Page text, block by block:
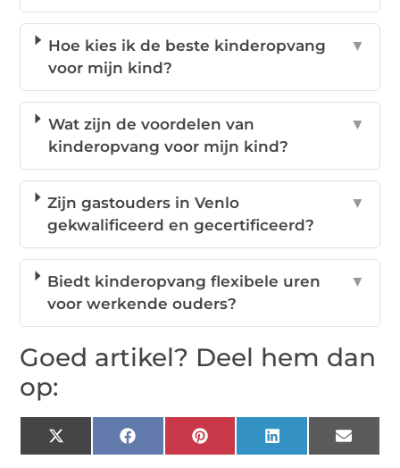
Hoe kies ik de beste kinderopvang
voor mijn kind?
▼
Wat zijn de voordelen van
kinderopvang voor mijn kind?
▼
Zijn gastouders in Venlo
gekwalificeerd en gecertificeerd?
▼
Biedt kinderopvang flexibele uren
voor werkende ouders?
▼
Goed artikel? Deel hem dan
op:
X
(Twitter)
FacebookPinterestLinkedIn Email